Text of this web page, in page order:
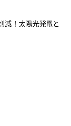
減！太陽光発電と